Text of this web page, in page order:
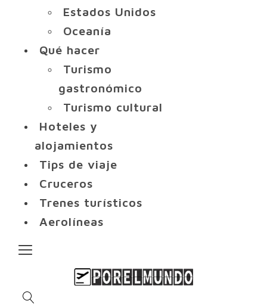
Estados Unidos
Oceanía
Qué hacer
Turismo
gastronómico
Turismo cultural
Hoteles y
alojamientos
Tips de viaje
Cruceros
Trenes turísticos
Aerolíneas